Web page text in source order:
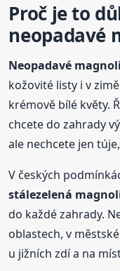
Proč je to
neopadavé
Neopadavé
kožovité listy i v
krémově bílé květy.
chcete do zahrady
ale nechcete jen
V českých
stálezelená
do každé zahrady.
oblastech, v
u jižních zdí a na